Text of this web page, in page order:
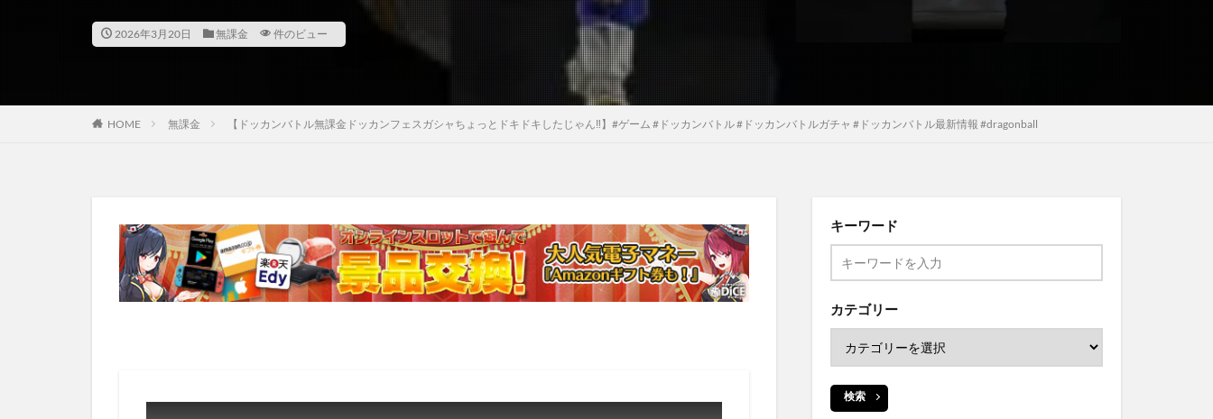
2026年3月20日 無課金 件のビュー
HOME 無課金 【ドッカンバトル無課金ドッカンフェスガシャちょっとドキドキしたじゃん‼︎】#ゲーム #ドッカンバトル #ドッカンバトルガチャ #ドッカンバトル最新情報 #dragonball
キーワード
カテゴリー
検索